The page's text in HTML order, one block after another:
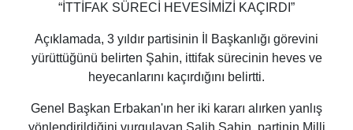
“İTTİFAK SÜRECİ HEVESİMİZİ KAÇIRDI”
Açıklamada, 3 yıldır partisinin İl Başkanlığı görevini
yürüttüğünü belirten Şahin, ittifak sürecinin heves ve
heyecanlarını kaçırdığını belirtti.
Genel Başkan Erbakan'ın her iki kararı alırken yanlış
yönlendirildiğini vurgulayan Salih Şahin, partinin Milli